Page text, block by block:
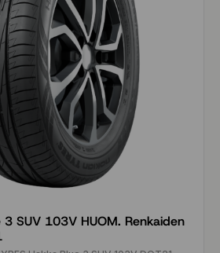
3 SUV 103V HUOM. Renkaiden